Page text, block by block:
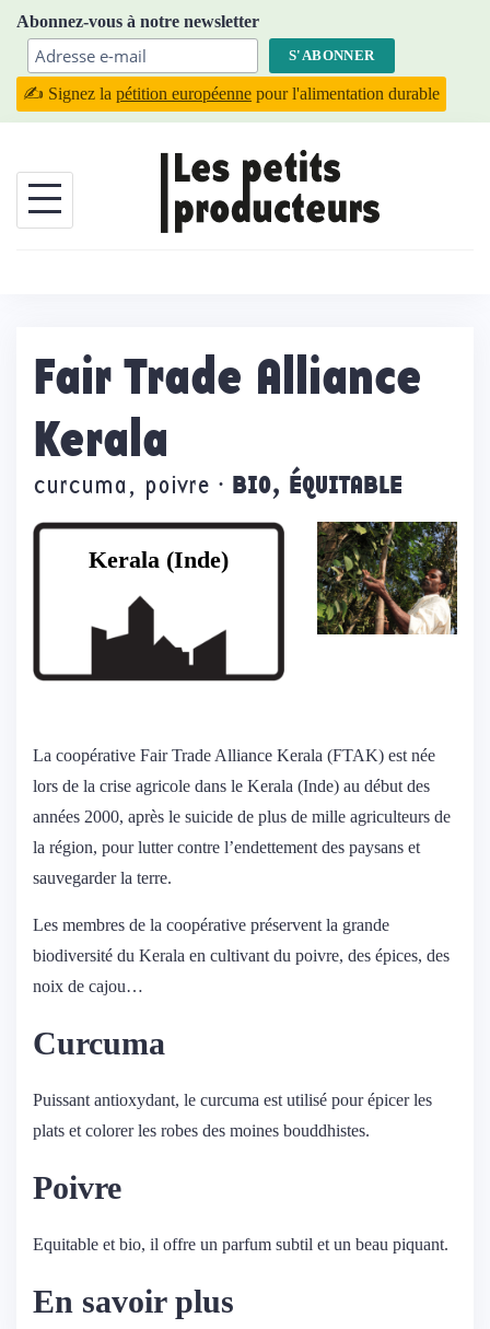
content
Abonnez-vous à notre newsletter
✍️ Signez la pétition européenne pour l'alimentation durable
Fair Trade Alliance
Kerala
curcuma, poivre · BIO, ÉQUITABLE
Kerala (Inde)
La coopérative Fair Trade Alliance Kerala (FTAK) est née
lors de la crise agricole dans le Kerala (Inde) au début des
années 2000, après le suicide de plus de mille agriculteurs de
la région, pour lutter contre l’endettement des paysans et
sauvegarder la terre.
Les membres de la coopérative préservent la grande
biodiversité du Kerala en cultivant du poivre, des épices, des
noix de cajou…
Curcuma
Puissant antioxydant, le curcuma est utilisé pour épicer les
plats et colorer les robes des moines bouddhistes.
Poivre
Equitable et bio, il offre un parfum subtil et un beau piquant.
En savoir plus